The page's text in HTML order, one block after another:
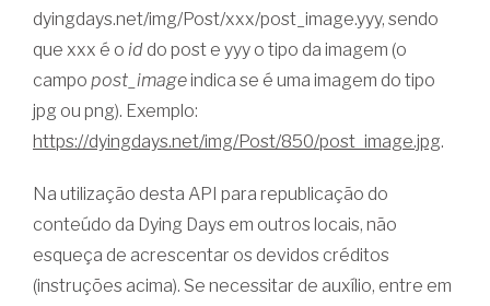
dyingdays.net/img/Post/xxx/post_image.yyy, sendo
que xxx é o id do post e yyy o tipo da imagem (o
campo post_imageindica se é uma imagem do tipo
jpg ou png). Exemplo:
https://dyingdays.net/img/Post/850/post_image.jpg.
Na utilização desta API para republicação do
conteúdo da Dying Days em outros locais, não
esqueça de acrescentar os devidos créditos
(instruções acima). Se necessitar de auxílio, entre em